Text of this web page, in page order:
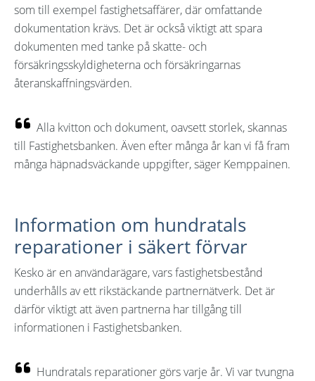
som till exempel fastighetsaffärer, där omfattande
dokumentation krävs. Det är också viktigt att spara
dokumenten med tanke på skatte- och
försäkringsskyldigheterna och försäkringarnas
återanskaffningsvärden.
Alla kvitton och dokument, oavsett storlek, skannas
till Fastighetsbanken. Även efter många år kan vi få fram
många häpnadsväckande uppgifter, säger Kemppainen.
Information om hundratals
reparationer i säkert förvar
Kesko är en användarägare, vars fastighetsbestånd
underhålls av ett rikstäckande partnernätverk. Det är
därför viktigt att även partnerna har tillgång till
informationen i Fastighetsbanken.
Hundratals reparationer görs varje år. Vi var tvungna